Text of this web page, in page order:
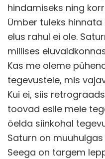
hindamiseks ning
Ümber tuleks
elus rahul ei ole.
millises
Kas me oleme
tegevustele, mis
Kui ei, siis
toovad esile meie
öelda siinkohal
Saturn on
Seega on targem